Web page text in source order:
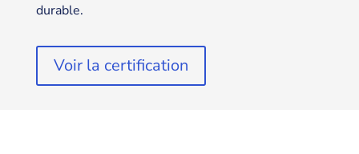
durable.
Voir la certification